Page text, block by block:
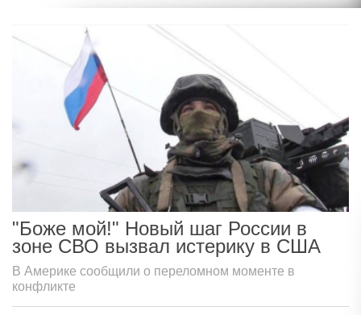
"Боже мой!" Новый шаг России в
зоне СВО вызвал истерику в США
В Америке сообщили о переломном моменте в
конфликте